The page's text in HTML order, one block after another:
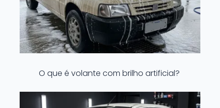
O que é volante com brilho artificial?